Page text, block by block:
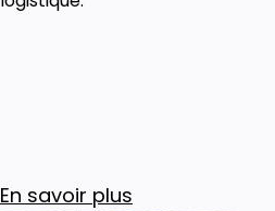
En savoir plus